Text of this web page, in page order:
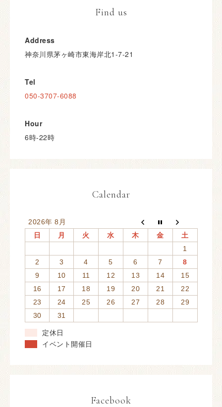
Find us
Address
神奈川県茅ヶ崎市東海岸北1-7-21
Tel
050-3707-6088
Hour
6時-22時
Calendar
2026年 8月
日
月 火 水 木 金
土
1
2
3 4 5 6 7
8
9
10 11 12 13 14
15
16
17 18 19 20 21
22
23
24 25 26 27 28
29
30
31
定休日
イベント開催日
Facebook